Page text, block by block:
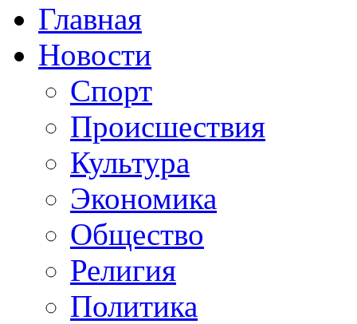
Главная
Новости
Спорт
Происшествия
Культура
Экономика
Общество
Религия
Политика